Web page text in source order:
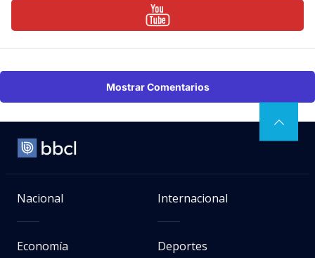
Mostrar Comentarios
Nacional Internacional
Economía Deportes